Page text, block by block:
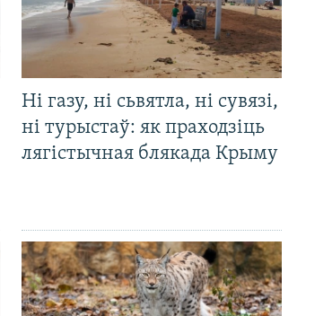
Ні газу, ні сьвятла, ні сувязі,
ні турыстаў: як праходзіць
лягістычная блякада Крыму